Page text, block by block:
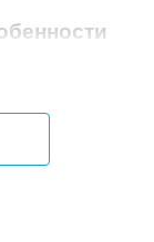
под
и